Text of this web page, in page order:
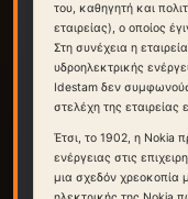
του, καθηγητή και
εταιρείας), ο οποίος
Στη συνέχεια η
υδροηλεκτρικής
Idestam δεν
στελέχη της εταιρείας
Έτσι, το 1902, η Nokia
ενέργειας στις
μια σχεδόν χρεοκοπία